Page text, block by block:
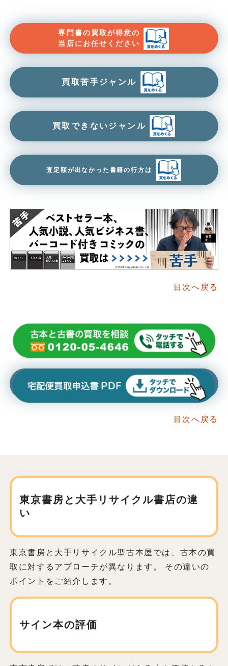
専門書の買取が得意の
当店にお任せください
買取苦手ジャンル
買取できないジャンル
査定額が出なかった書籍の行方は
目次へ戻る
目次へ戻る
東京書房と大手リサイクル書店の違
い
東京書房と大手リサイクル型古本屋では、古本の買
取に対するアプローチが異なります。 その違いの
ポイントをご紹介します。
サイン本の評価